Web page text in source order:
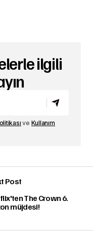
ilgili
ve Kullanım
Post
The Crown 6.
müjdesi!